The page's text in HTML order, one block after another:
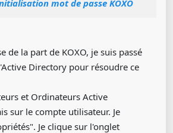
mot de passe KOXO
de la part de KOXO, je suis passé
Directory pour résoudre ce
et Ordinateurs Active
sur le compte utilisateur. Je
Je clique sur l'onglet